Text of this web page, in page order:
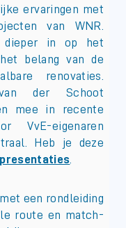
ervaringen met
van WNR.
dieper in op het
belang van de
renovaties.
der Schoot
mee in recente
VvE-eigenaren
Heb je deze
een rondleiding
route en match-